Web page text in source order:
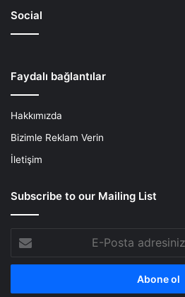
Social
Faydalı bağlantılar
Hakkımızda
Bizimle Reklam Verin
İletişim
Subscribe to our Mailing List
Posta
adresinizi